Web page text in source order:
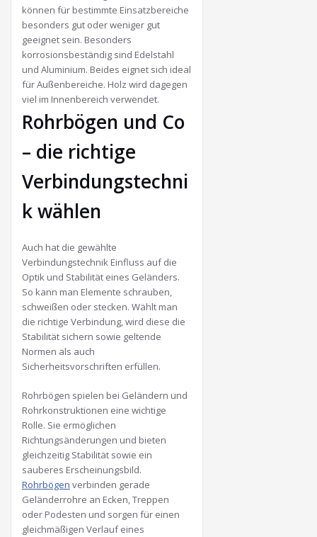
können für bestimmte Einsatzbereiche
besonders gut oder weniger gut
geeignet sein. Besonders
korrosionsbeständig sind Edelstahl
und Aluminium. Beides eignet sich ideal
für Außenbereiche. Holz wird dagegen
viel im Innenbereich verwendet.
Rohrbögen und Co
– die richtige
Verbindungstechni
k wählen
Auch hat die gewählte
Verbindungstechnik Einfluss auf die
Optik und Stabilität eines Geländers.
So kann man Elemente schrauben,
schweißen oder stecken. Wählt man
die richtige Verbindung, wird diese die
Stabilität sichern sowie geltende
Normen als auch
Sicherheitsvorschriften erfüllen.
Rohrbögen spielen bei Geländern und
Rohrkonstruktionen eine wichtige
Rolle. Sie ermöglichen
Richtungsänderungen und bieten
gleichzeitig Stabilität sowie ein
sauberes Erscheinungsbild.
Rohrbögen verbinden gerade
Geländerrohre an Ecken, Treppen
oder Podesten und sorgen für einen
gleichmäßigen Verlauf eines